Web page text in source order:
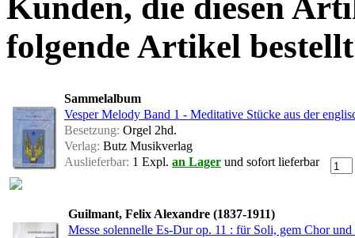
Kunden, die diesen
folgende Artikel
Sammelalbum
Vesper Melody Band 1 - Meditative Stücke aus der
Besetzung: Orgel 2hd.
Verlag: Butz Musikverlag
Auslieferbar: 1 Expl. an Lager und sofort lieferbar
Guilmant, Felix Alexandre (1837-1911)
Messe solennelle Es-Dur op. 11 : für Soli, gem Chor